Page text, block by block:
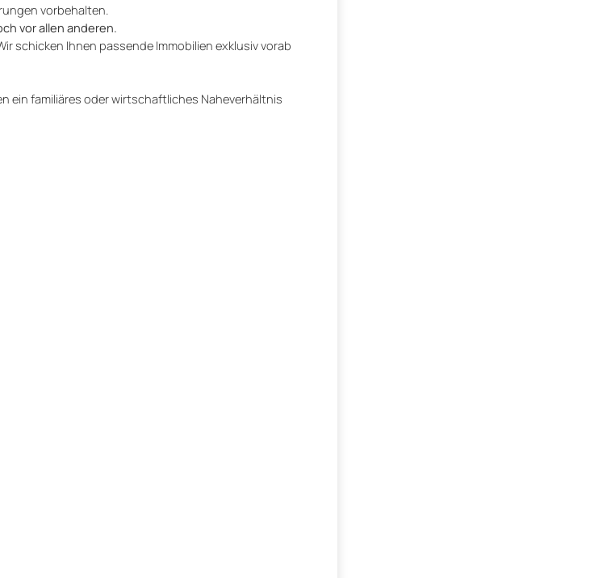
vorbehalten.
vor allen anderen.
schicken Ihnen passende Immobilien exklusiv vorab
ein familiäres oder wirtschaftliches Naheverhältnis